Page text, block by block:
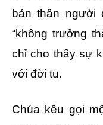
bản thân người
“không trưởng
chỉ cho thấy sự
với đời tu.
Chúa kêu gọi